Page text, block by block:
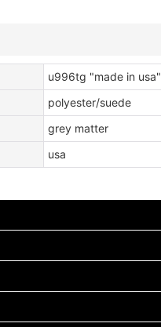
u996tg "made in usa"
polyester/suede
grey matter
usa